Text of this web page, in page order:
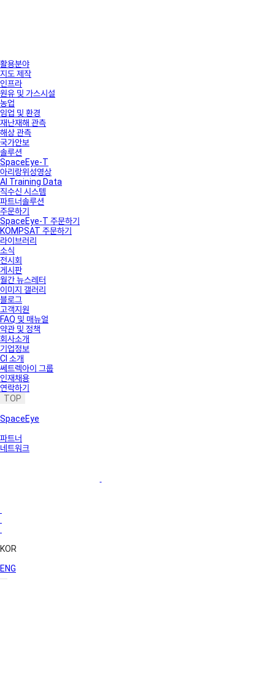
활용분야
지도 제작
인프라
원유 및 가스시설
농업
임업 및 환경
재난재해 관측
해상 관측
국가안보
솔루션
SpaceEye-T
아리랑위성영상
AI Training Data
직수신 시스템
파트너솔루션
주문하기
SpaceEye-T 주문하기
KOMPSAT 주문하기
라이브러리
소식
전시회
게시판
월간 뉴스레터
이미지 갤러리
블로그
고객지원
FAQ 및 매뉴얼
약관 및 정책
회사소개
기업정보
CI 소개
쎄트렉아이 그룹
인재채용
연락하기
TOP
SpaceEye
파트너
네트워크
KOR
ENG